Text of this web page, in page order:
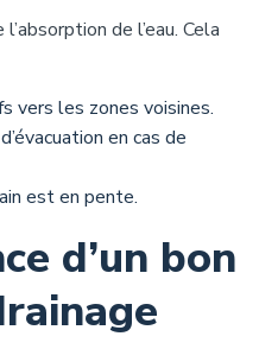
de l’eau. Cela
vers les zones voisines.
en cas de
est en pente.
d’un bon